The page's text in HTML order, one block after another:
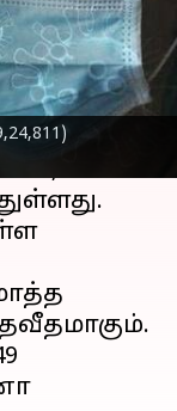
am
தினசரி